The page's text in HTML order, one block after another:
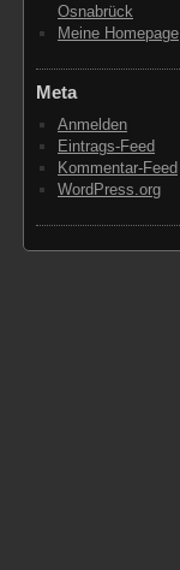
Osnabrück
Meine Homepage
Meta
Anmelden
Eintrags-Feed
Kommentar-Feed
WordPress.org